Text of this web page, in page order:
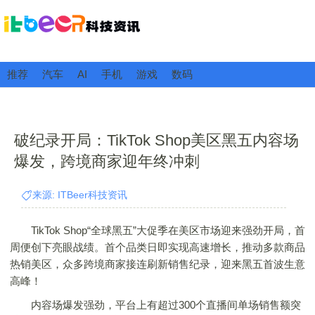
推荐 汽车 AI 手机 游戏 数码
破纪录开局：TikTok Shop美区黑五内容场
爆发，跨境商家迎年终冲刺
来源: ITBeer科技资讯
TikTok Shop“全球黑五”大促季在美区市场迎来强劲开局，首
周便创下亮眼战绩。首个品类日即实现高速增长，推动多款商品
热销美区，众多跨境商家接连刷新销售纪录，迎来黑五首波生意
高峰！
内容场爆发强劲，平台上有超过300个直播间单场销售额突